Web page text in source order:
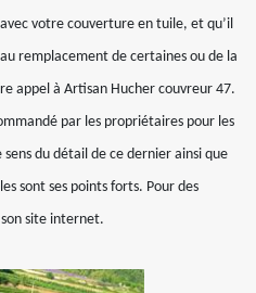
avec votre couverture en tuile, et qu’il
remplacement de certaines ou de la
appel à Artisan Hucher couvreur 47.
par les propriétaires pour les
du détail de ce dernier ainsi que
sont ses points forts. Pour des
site internet.